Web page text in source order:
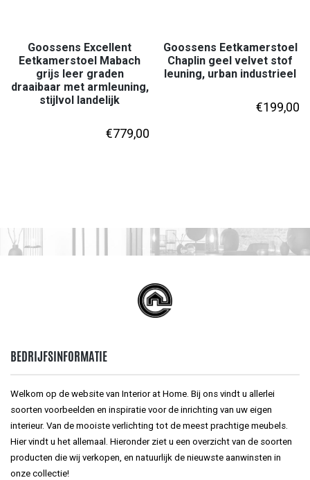
Goossens Excellent
Eetkamerstoel Mabach
grijs leer graden
draaibaar met armleuning,
stijlvol landelijk
€779,00
Goossens Eetkamerstoel
Chaplin geel velvet stof
leuning, urban industrieel
€199,00
BEDRIJFSINFORMATIE
Welkom op de website van Interior at Home. Bij ons vindt u allerlei
soorten voorbeelden en inspiratie voor de inrichting van uw eigen
interieur. Van de mooiste verlichting tot de meest prachtige meubels.
Hier vindt u het allemaal. Hieronder ziet u een overzicht van de soorten
producten die wij verkopen, en natuurlijk de nieuwste aanwinsten in
onze collectie!